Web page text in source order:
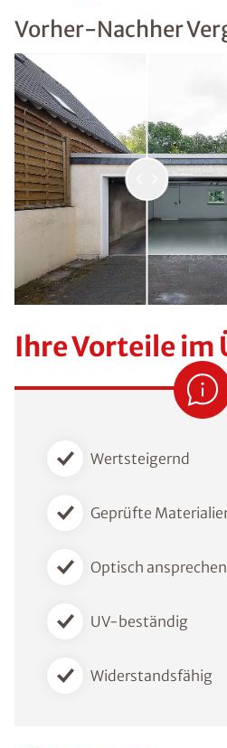
Vorher-Nachher
Ihre Vorteile im
Wertsteigernd
Geprüfte
Optisch
UV-beständig
Widerstandsfähig